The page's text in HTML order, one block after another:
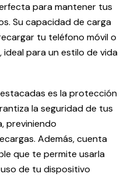
para mantener tus
Su capacidad de carga
tu teléfono móvil o
para un estilo de vida
es la protección
la seguridad de tus
previniendo
Además, cuenta
que te permite usarla
de tu dispositivo